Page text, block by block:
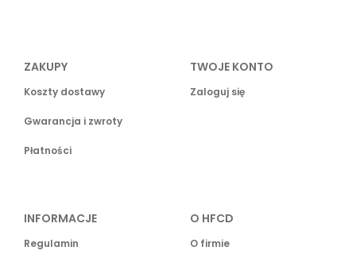
ZAKUPY
Koszty dostawy
Gwarancja i zwroty
Płatności
TWOJE KONTO
Zaloguj się
INFORMACJE
Regulamin
O HFCD
O firmie